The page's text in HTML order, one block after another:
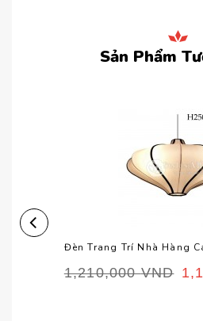
Sản Phẩm
Đèn Trang Trí Nhà Hàng
1,210,000VND